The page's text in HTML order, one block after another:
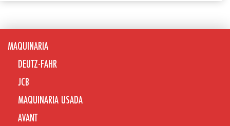
MAQUINARIA
DEUTZ-FAHR
JCB
MAQUINARIA USADA
AVANT